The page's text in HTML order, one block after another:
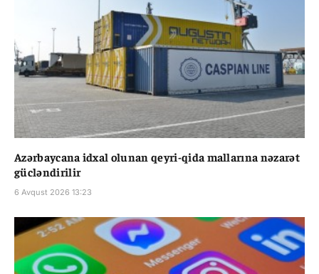
Azərbaycana idxal olunan qeyri-qida mallarına nəzarət
gücləndirilir
6 Avqust 2026 13:23